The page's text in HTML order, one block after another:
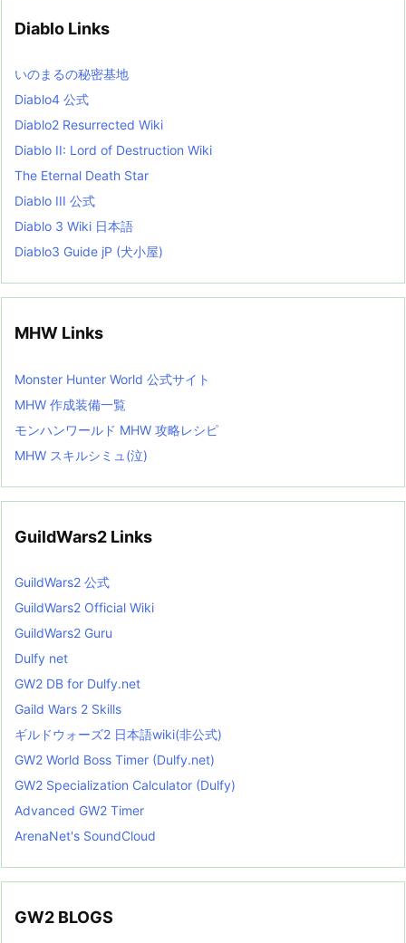
e
i
s
t
Diablo Links
いのまるの秘密基地
Diablo4 公式
Diablo2 Resurrected Wiki
Diablo II: Lord of Destruction Wiki
The Eternal Death Star
Diablo III 公式
Diablo 3 Wiki 日本語
Diablo3 Guide jP (犬小屋)
MHW Links
Monster Hunter World 公式サイト
MHW 作成装備一覧
モンハンワールド MHW 攻略レシピ
MHW スキルシミュ(泣)
GuildWars2 Links
GuildWars2 公式
GuildWars2 Official Wiki
GuildWars2 Guru
Dulfy net
GW2 DB for Dulfy.net
Gaild Wars 2 Skills
ギルドウォーズ2 日本語wiki(非公式)
GW2 World Boss Timer (Dulfy.net)
GW2 Specialization Calculator (Dulfy)
Advanced GW2 Timer
ArenaNet's SoundCloud
GW2 BLOGS